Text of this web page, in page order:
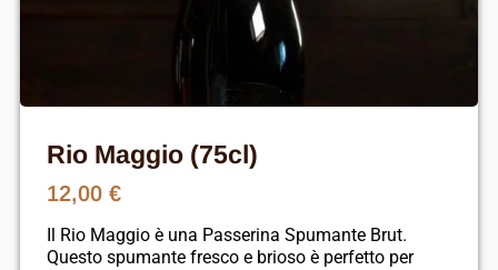
Rio Maggio (75cl)
12,00 €
Il Rio Maggio è una Passerina Spumante Brut.
Questo spumante fresco e brioso è perfetto per